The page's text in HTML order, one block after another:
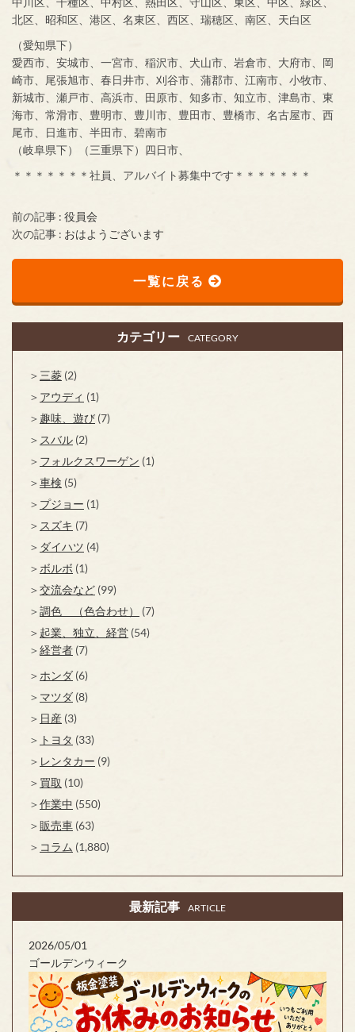
北区、昭和区、港区、名東区、西区、瑞穂区、南区、天白区
（愛知県下）
愛西市、安城市、一宮市、稲沢市、犬山市、岩倉市、大府市、岡
崎市、尾張旭市、春日井市、刈谷市、蒲郡市、江南市、小牧市、
新城市、瀬戸市、高浜市、田原市、知多市、知立市、津島市、東
海市、常滑市、豊明市、豊川市、豊田市、豊橋市、名古屋市、西
尾市、日進市、半田市、碧南市
（岐阜県下）（三重県下）四日市、
＊＊＊＊＊＊＊社員、アルバイト募集中です＊＊＊＊＊＊＊
前の記事 : 役員会
次の記事 : おはようございます
一覧に戻る
カテゴリー CATEGORY
三菱 (2)
アウディ (1)
趣味、遊び (7)
スバル (2)
フォルクスワーゲン (1)
車検 (5)
プジョー (1)
スズキ (7)
ダイハツ (4)
ボルボ (1)
交流会など (99)
調色 （色合わせ）
(7)
起業、独立、経営 (54)
経営者 (7)
ホンダ (6)
マツダ (8)
日産 (3)
トヨタ (33)
レンタカー (9)
買取 (10)
作業中 (550)
販売車 (63)
コラム (1,880)
最新記事 ARTICLE
2026/05/01
ゴールデンウィーク